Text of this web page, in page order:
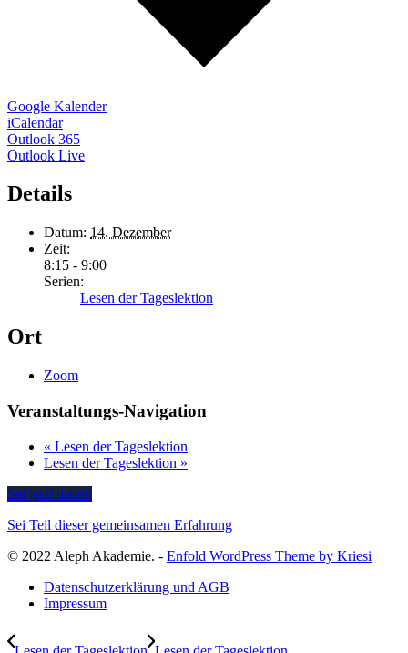
Google Kalender
iCalendar
Outlook 365
Outlook Live
Details
Datum: 14. Dezember
Zeit:
8:15 - 9:00
Serien:
Lesen der Tageslektion
Ort
Zoom
Veranstaltungs-Navigation
« Lesen der Tageslektion
Lesen der Tageslektion »
Sei jetzt dabei!
Sei Teil dieser gemeinsamen Erfahrung
© 2022 Aleph Akademie. - Enfold WordPress Theme by Kriesi
Datenschutzerklärung und AGB
Impressum